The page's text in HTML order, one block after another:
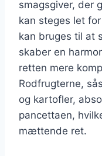
smagsgiver, der
kan steges let
kan bruges til at
skaber en
retten mere
Rodfrugterne,
og kartofler,
pancettaen,
mættende ret.